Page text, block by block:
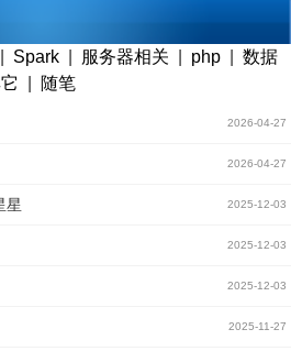
Spark 服务器相关 php
数据
随笔
2026-04-27
2026-04-27
星 2025-12-03
2025-12-03
2025-12-03
2025-11-27